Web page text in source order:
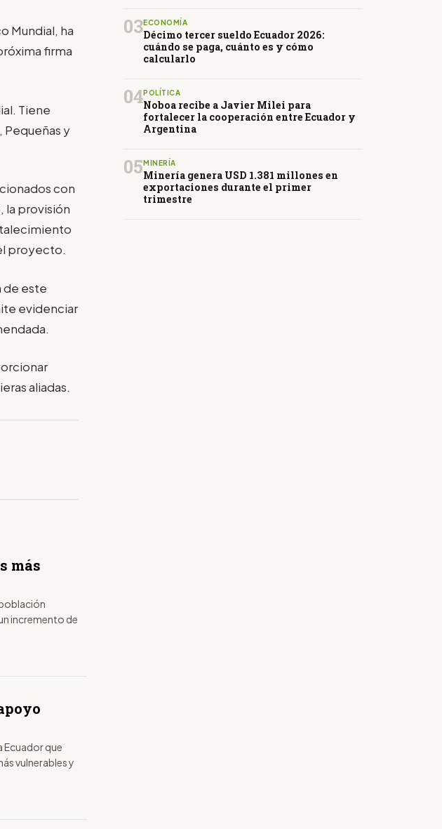
Mundial, ha
firma
Tiene
y
con
la provisión
proyecto.
de este
evidenciar
aliadas.
más
incremento de
Ecuador que
vulnerables y
03ECONOMÍA
Décimo tercer sueldo Ecuador 2026:
cuándo se paga, cuánto es y cómo
calcularlo
04POLÍTICA
Noboa recibe a Javier Milei para
fortalecer la cooperación entre Ecuador y
Argentina
05 MINERÍA
Minería genera USD 1.381 millones en
exportaciones durante el primer
trimestre